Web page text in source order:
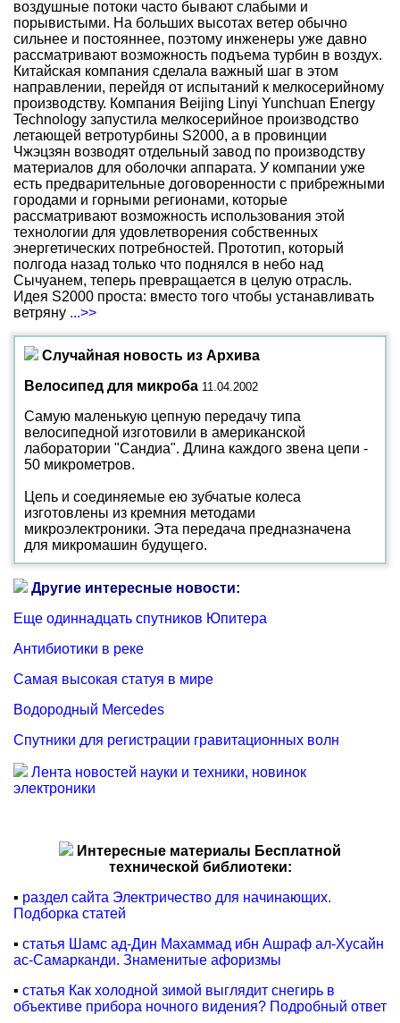
воздушные потоки часто бывают слабыми и
порывистыми. На больших высотах ветер обычно
сильнее и постояннее, поэтому инженеры уже давно
рассматривают возможность подъема турбин в воздух.
Китайская компания сделала важный шаг в этом
направлении, перейдя от испытаний к мелкосерийному
производству. Компания Beijing Linyi Yunchuan Energy
Technology запустила мелкосерийное производство
летающей ветротурбины S2000, а в провинции
Чжэцзян возводят отдельный завод по производству
материалов для оболочки аппарата. У компании уже
есть предварительные договоренности с прибрежными
городами и горными регионами, которые
рассматривают возможность использования этой
технологии для удовлетворения собственных
энергетических потребностей. Прототип, который
полгода назад только что поднялся в небо над
Сычуанем, теперь превращается в целую отрасль.
Идея S2000 проста: вместо того чтобы устанавливать
ветряну ...>>
Случайная новость из Архива
Велосипед для микроба 11.04.2002
Самую маленькую цепную передачу типа
велосипедной изготовили в американской
лаборатории "Сандиа". Длина каждого звена цепи -
50 микрометров.
Цепь и соединяемые ею зубчатые колеса
изготовлены из кремния методами
микроэлектроники. Эта передача предназначена
для микромашин будущего.
Другие интересные новости:
Еще одиннадцать спутников Юпитера
Антибиотики в реке
Самая высокая статуя в мире
Водородный Mercedes
Спутники для регистрации гравитационных волн
Лента новостей науки и техники, новинок
электроники
Интересные материалы Бесплатной
технической библиотеки:
▪ раздел сайта Электричество для начинающих.
Подборка статей
▪ статья Шамс ад-Дин Махаммад ибн Ашраф ал-Хусайн
ас-Самарканди. Знаменитые афоризмы
▪ статья Как холодной зимой выглядит снегирь в
объективе прибора ночного видения? Подробный ответ